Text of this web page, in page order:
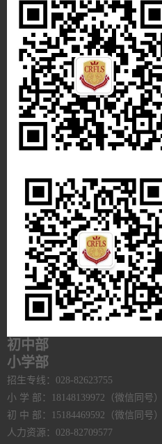
初中部
小学部
招生专线：028-82623755
小 学 部：18148139972（微信同号）
初 中 部：15184469592（微信同号）
人力资源：028-82709577